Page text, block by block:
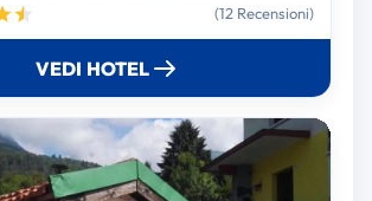
(12 Recensioni)
VEDI HOTEL